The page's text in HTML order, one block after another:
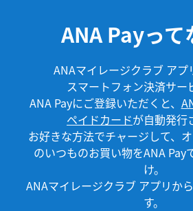
ANA Payって
ANAマイレージクラブ アプ
スマートフォン決済サー
ANA Payにご登録いただくと、
ペイドカードが自動発行
お好きな方法でチャージして、
のいつものお買い物をANA Pay
け。
ANAマイレージクラブ アプリか
す。